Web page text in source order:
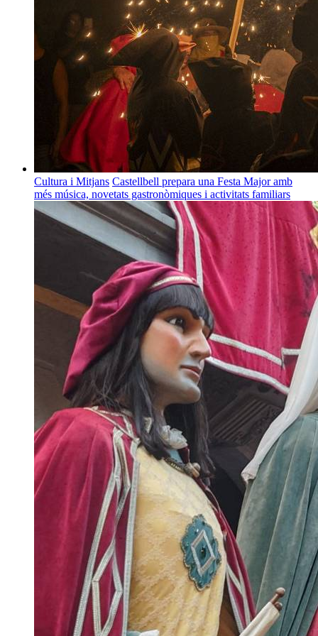
Cultura i Mitjans Castellbell prepara una Festa Major amb
més música, novetats gastronòmiques i activitats familiars